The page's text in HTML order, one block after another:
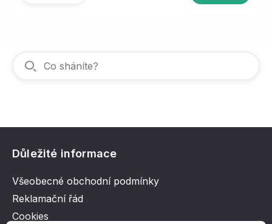
Důležité informace
Všeobecné obchodní podmínky
Reklamační řád
Cookies